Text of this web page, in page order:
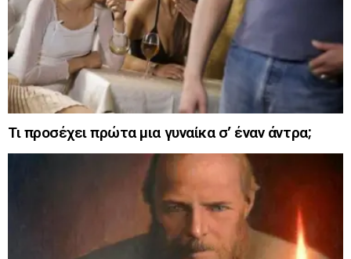
Τι προσέχει πρώτα μια γυναίκα σ’ έναν άντρα;